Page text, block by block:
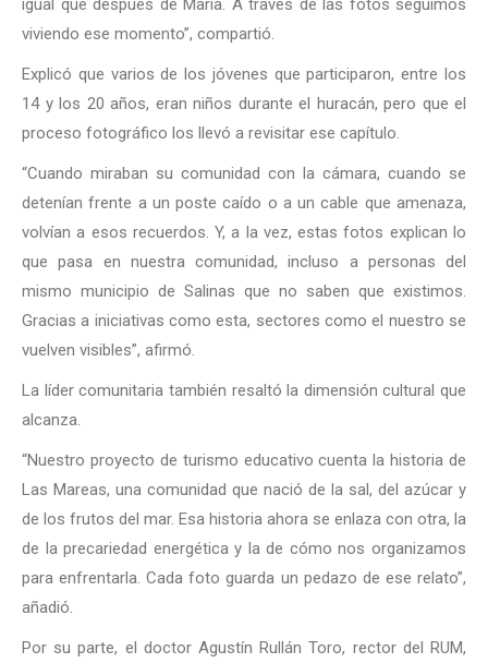
viviendo ese momento”, compartió.
Explicó que varios de los jóvenes que participaron, entre los
14 y los 20 años, eran niños durante el huracán, pero que el
proceso fotográfico los llevó a revisitar ese capítulo.
“Cuando miraban su comunidad con la cámara, cuando se
detenían frente a un poste caído o a un cable que amenaza,
volvían a esos recuerdos. Y, a la vez, estas fotos explican lo
que pasa en nuestra comunidad, incluso a personas del
mismo municipio de Salinas que no saben que existimos.
Gracias a iniciativas como esta, sectores como el nuestro se
vuelven visibles”, afirmó.
La líder comunitaria también resaltó la dimensión cultural que
alcanza.
“Nuestro proyecto de turismo educativo cuenta la historia de
Las Mareas, una comunidad que nació de la sal, del azúcar y
de los frutos del mar. Esa historia ahora se enlaza con otra, la
de la precariedad energética y la de cómo nos organizamos
para enfrentarla. Cada foto guarda un pedazo de ese relato”,
añadió.
Por su parte, el doctor Agustín Rullán Toro, rector del RUM,